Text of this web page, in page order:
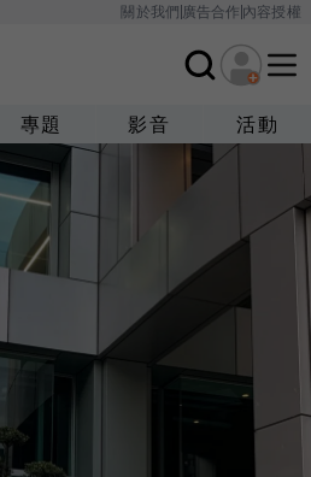
關於我們廣告合作內容授權
專題 影音 活動